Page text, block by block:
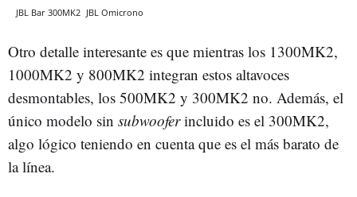
JBL Bar 300MK2 JBL Omicrono
Otro detalle interesante es que mientras los 1300MK2,
1000MK2 y 800MK2 integran estos altavoces
desmontables, los 500MK2 y 300MK2 no. Además, el
único modelo sin subwooferincluido es el 300MK2,
algo lógico teniendo en cuenta que es el más barato de
la línea.